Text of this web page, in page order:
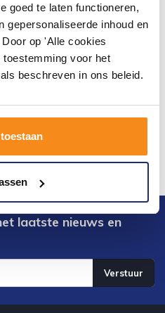
goed te laten functioneren,
gepersonaliseerde inhoud en
op 'Alle cookies
voor het
beschreven in ons beleid.
laatste nieuws en
Verstuur